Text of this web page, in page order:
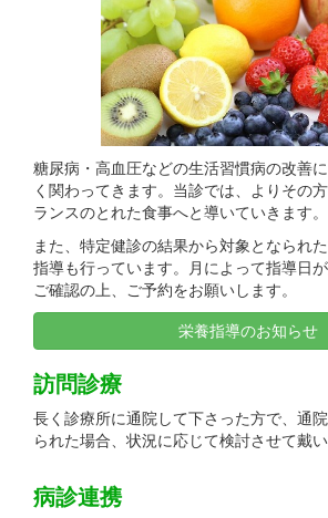
糖尿病・高血圧などの生活習慣病の改善
く関わってきます。当診では、よりその
ランスのとれた食事へと導いていきます。
また、特定健診の結果から対象となられ
指導も行っています。月によって指導日が
ご確認の上、ご予約をお願いします。
栄養指導のお知らせ
訪問診療
長く診療所に通院して下さった方で、通
られた場合、状況に応じて検討させて戴い
病診連携